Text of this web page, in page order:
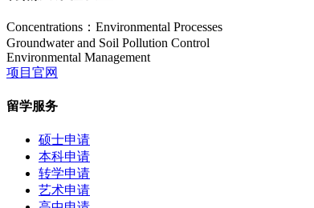
Concentrations：Environmental Processes
Groundwater and Soil Pollution Control
Environmental Management
项目官网
留学服务
硕士申请
本科申请
转学申请
艺术申请